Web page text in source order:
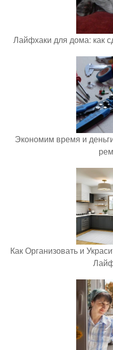
Лайфхаки для дома: как
Экономим время и
Как Организовать и